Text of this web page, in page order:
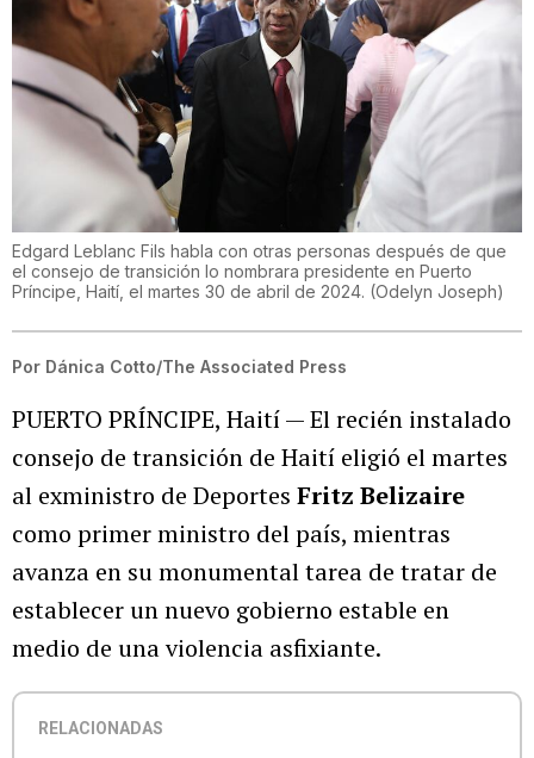
Edgard Leblanc Fils habla con otras personas después de que
el consejo de transición lo nombrara presidente en Puerto
Príncipe, Haití, el martes 30 de abril de 2024. (Odelyn Joseph)
Por Dánica Cotto/The Associated Press
PUERTO PRÍNCIPE, Haití — El recién instalado
consejo de transición de Haití eligió el martes
al exministro de Deportes Fritz Belizaire
como primer ministro del país, mientras
avanza en su monumental tarea de tratar de
establecer un nuevo gobierno estable en
medio de una violencia asfixiante.
RELACIONADAS